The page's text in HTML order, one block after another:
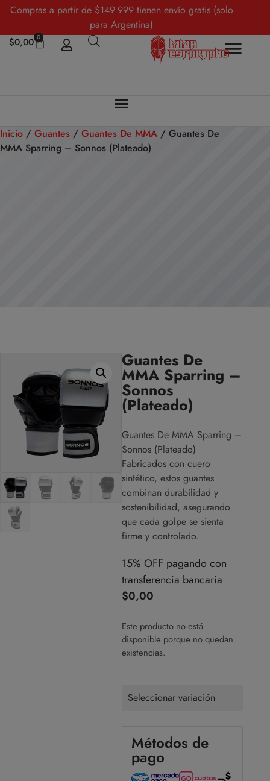
Compras a partir de $149.999 tienen envío gratis (solo
para Argentina)
$0,00 0
Inicio / Guantes / Guantes De MMA / Guantes De
MMA Sparring – Sonnos (Plateado)
Guantes De
MMA Sparring –
Sonnos
(Plateado)
Guantes De MMA Sparring –
Sonnos (Plateado)
Fabricados con cuero
sintético, estos guantes
combinan durabilidad y
sostenibilidad, asegurando
que cada golpe se sienta
firme y controlado.
15% OFF pagando con
transferencia bancaria
$0,00
Este producto no está
disponible porque no quedan
existencias.
Seleccionar variación
Métodos de
pago